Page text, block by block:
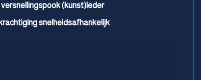
(kunst)leder
snelheidsafhankelijk